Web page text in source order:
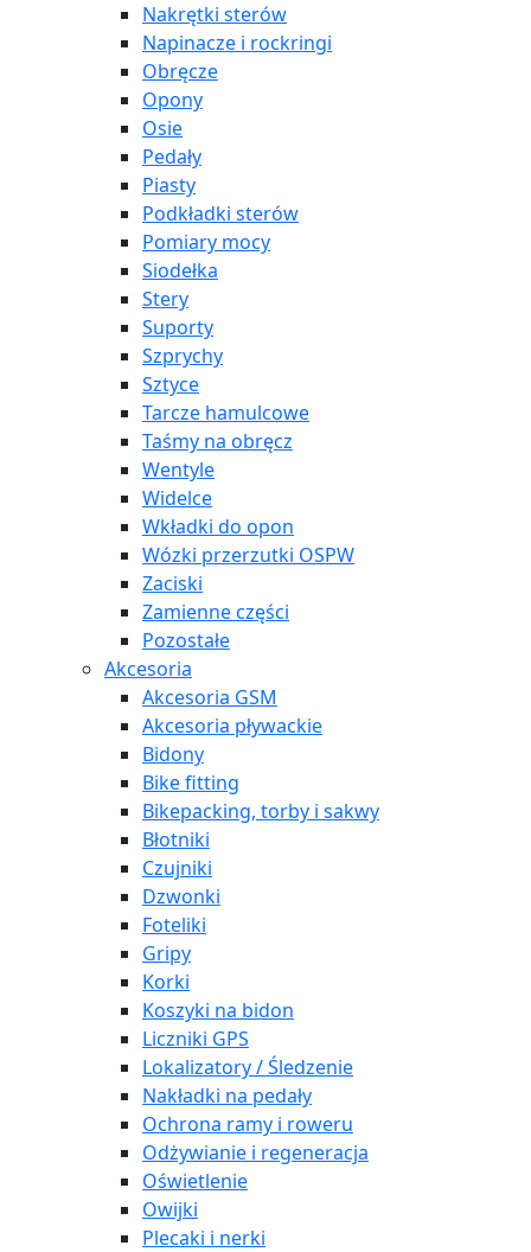
Nakrętki sterów
Napinacze i rockringi
Obręcze
Opony
Osie
Pedały
Piasty
Podkładki sterów
Pomiary mocy
Siodełka
Stery
Suporty
Szprychy
Sztyce
Tarcze hamulcowe
Taśmy na obręcz
Wentyle
Widelce
Wkładki do opon
Wózki przerzutki OSPW
Zaciski
Zamienne części
Pozostałe
Akcesoria
Akcesoria GSM
Akcesoria pływackie
Bidony
Bike fitting
Bikepacking, torby i sakwy
Błotniki
Czujniki
Dzwonki
Foteliki
Gripy
Korki
Koszyki na bidon
Liczniki GPS
Lokalizatory / Śledzenie
Nakładki na pedały
Ochrona ramy i roweru
Odżywianie i regeneracja
Oświetlenie
Owijki
Plecaki i nerki